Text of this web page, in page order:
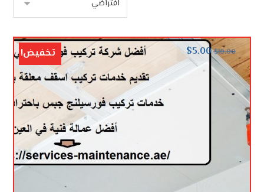
$10.00
$5.00 تخفيض!